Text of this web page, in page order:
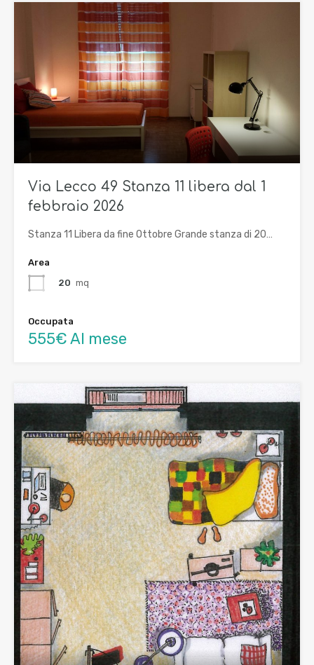
Via Lecco 49 Stanza 11 libera dal 1
febbraio 2026
Stanza 11 Libera da fine Ottobre Grande stanza di 20…
Area
20 mq
Occupata
555€ Al mese